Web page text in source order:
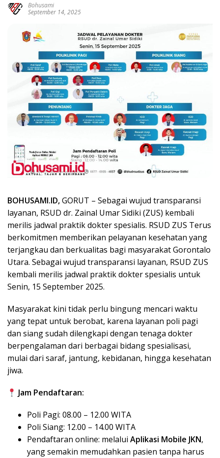
Bohusami
September 14, 2025
BOHUSAMI.ID,GORUT – Sebagai wujud transparansi
layanan, RSUD dr. Zainal Umar Sidiki (ZUS) kembali
merilis jadwal praktik dokter spesialis. RSUD ZUS Terus
berkomitmen memberikan pelayanan kesehatan yang
terjangkau dan berkualitas bagi masyarakat Gorontalo
Utara. Sebagai wujud transparansi layanan, RSUD ZUS
kembali merilis jadwal praktik dokter spesialis untuk
Senin, 15 September 2025.
Masyarakat kini tidak perlu bingung mencari waktu
yang tepat untuk berobat, karena layanan poli pagi
dan siang sudah dilengkapi dengan tenaga dokter
berpengalaman dari berbagai bidang spesialisasi,
mulai dari saraf, jantung, kebidanan, hingga kesehatan
jiwa.
Jam Pendaftaran:
Poli Pagi: 08.00 – 12.00 WITA
Poli Siang: 12.00 – 14.00 WITA
Pendaftaran online: melalui Aplikasi Mobile JKN,
yang semakin memudahkan pasien tanpa harus